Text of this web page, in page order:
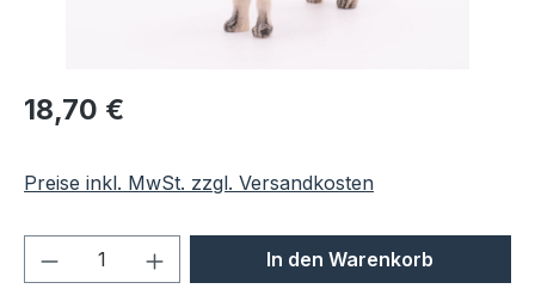
Regulärer Preis:
18,70 €
Preise inkl. MwSt. zzgl. Versandkosten
Produkt Anzahl: Gib denIn den Warenkorb